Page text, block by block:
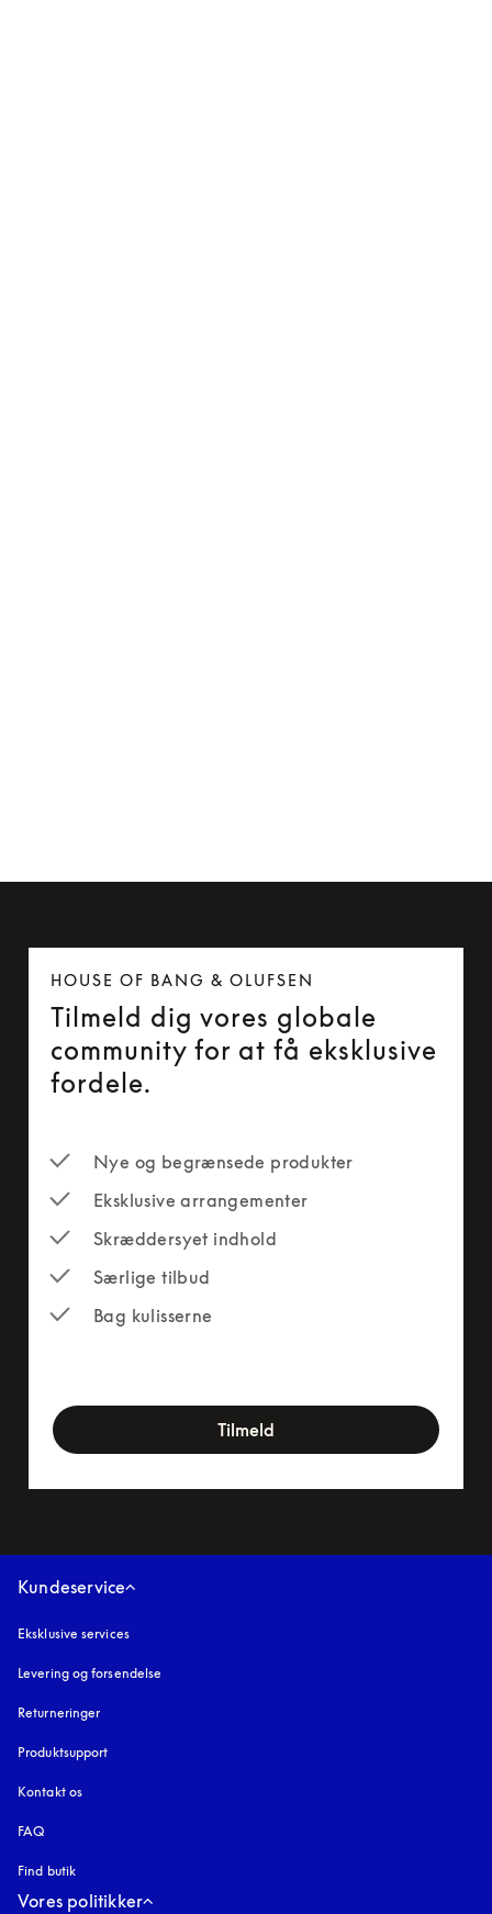
HOUSE OF BANG & OLUFSEN
Tilmeld dig vores globale
community for at få eksklusive
fordele.
Nye og begrænsede produkter
Eksklusive arrangementer
Skræddersyet indhold
Særlige tilbud
Bag kulisserne
Tilmeld
Kundeservice
Eksklusive services
Levering og forsendelse
Returneringer
Produktsupport
Kontakt os
FAQ
Find butik
Vores politikker